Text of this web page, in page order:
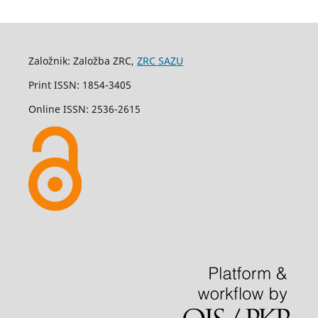
Založnik: Založba ZRC, ZRC SAZU
Print ISSN: 1854-3405
Online ISSN: 2536-2615